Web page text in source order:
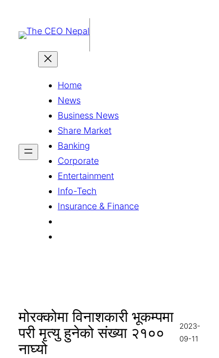
जानुहोस्
Home
News
Business News
Share Market
Banking
Corporate
Entertainment
Info-Tech
Insurance & Finance
मोरक्कोमा विनाशकारी भूकम्पमा
परी मृत्यु हुनेको संख्या २१००
नाघ्यो
2023-
09-11